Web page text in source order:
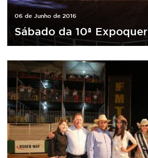
06 de Junho de 2016
Sábado da 10ª Expoquer